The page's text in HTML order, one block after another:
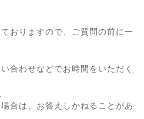
おりますので、ご質問の前に一
合わせなどでお時間をいただく
合は、お答えしかねることがあ